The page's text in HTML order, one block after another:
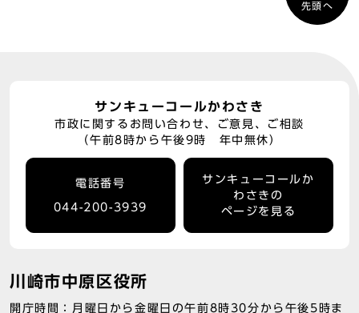
先頭へ
サンキューコールかわさき
市政に関するお問い合わせ、ご意見、ご相談
（午前8時から午後9時 年中無休）
電話番号
044-200-3939
サンキューコールか
わさきの
ページを見る
川崎市中原区役所
開庁時間：月曜日から金曜日の午前8時30分から午後5時ま